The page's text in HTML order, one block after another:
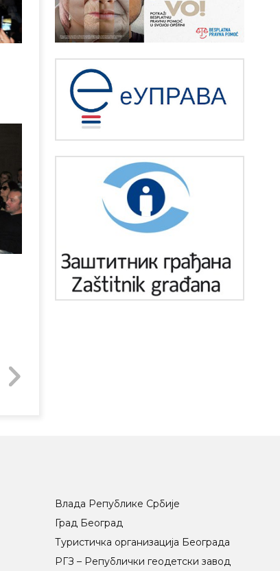
Влада Републике Србије
Град Београд
Туристичка организација Београда
РГЗ – Републички геодетски завод